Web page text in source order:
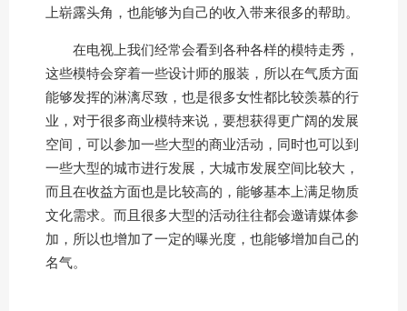
上崭露头角，也能够为自己的收入带来很多的帮助。
在电视上我们经常会看到各种各样的模特走秀，
这些模特会穿着一些设计师的服装，所以在气质方面
能够发挥的淋漓尽致，也是很多女性都比较羡慕的行
业，对于很多商业模特来说，要想获得更广阔的发展
空间，可以参加一些大型的商业活动，同时也可以到
一些大型的城市进行发展，大城市发展空间比较大，
而且在收益方面也是比较高的，能够基本上满足物质
文化需求。而且很多大型的活动往往都会邀请媒体参
加，所以也增加了一定的曝光度，也能够增加自己的
名气。